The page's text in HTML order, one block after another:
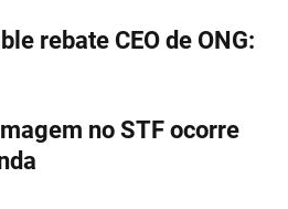
l
er
e
k
e
n
ar
e
rebate CEO de ONG:
no STF ocorre